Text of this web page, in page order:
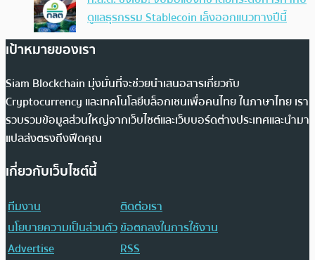
ดูแลธุรกรรม Stablecoin เล็งออกแนวทางปีนี้
เป้าหมายของเรา
Siam Blockchain มุ่งมั่นที่จะช่วยนำเสนอสารเกี่ยวกับ
Cryptocurrency และเทคโนโลยีบล็อกเชนเพื่อคนไทย ในภาษาไทย เรา
รวบรวมข้อมูลส่วนใหญ่จากเว็บไซต์และเว็บบอร์ดต่างประเทศและนำมา
แปลส่งตรงถึงฟีดคุณ
เกี่ยวกับเว็บไซต์นี้
ทีมงาน
ติดต่อเรา
นโยบายความเป็นส่วนตัวข้อตกลงในการใช้งาน
Advertise
RSS